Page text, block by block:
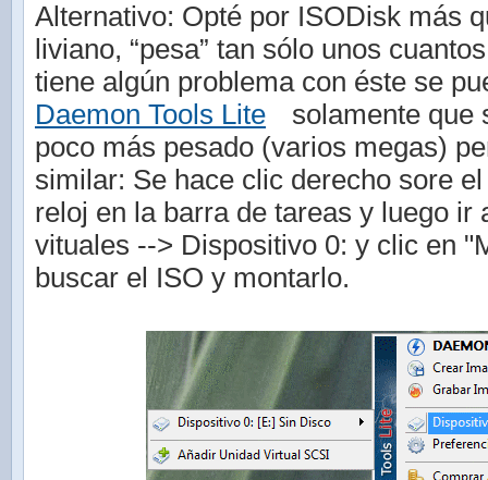
Alternativo: Opté por ISODisk más
liviano, “pesa” tan sólo unos
tiene algún problema con éste se
Daemon Tools Lite
solamente que
poco más pesado (varios megas)
similar: Se hace clic derecho sore
reloj en la barra de tareas y luego ir
vituales --> Dispositivo 0: y clic en
buscar el ISO y montarlo.